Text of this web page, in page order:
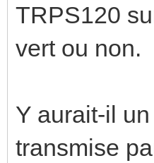
TRPS120
vert ou non.
Y aurait-il
transmise